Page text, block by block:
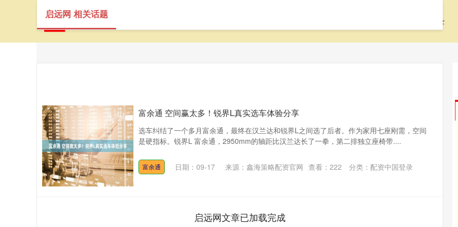
配资中国登录
启远网 相关话题
富余通 空间赢太多！锐界L真实选车体验分享
选车纠结了一个多月富余通，最终在汉兰达和锐界L之间选了后者。作为家用七座刚需，空间
是硬指标。锐界L 富余通，2950mm的轴距比汉兰达长了一拳，第二排独立座椅带....
富余通 日期：09-17 来源：鑫海策略配资官网 查看： 222 分类： 配资中国登录
启远网文章已加载完成